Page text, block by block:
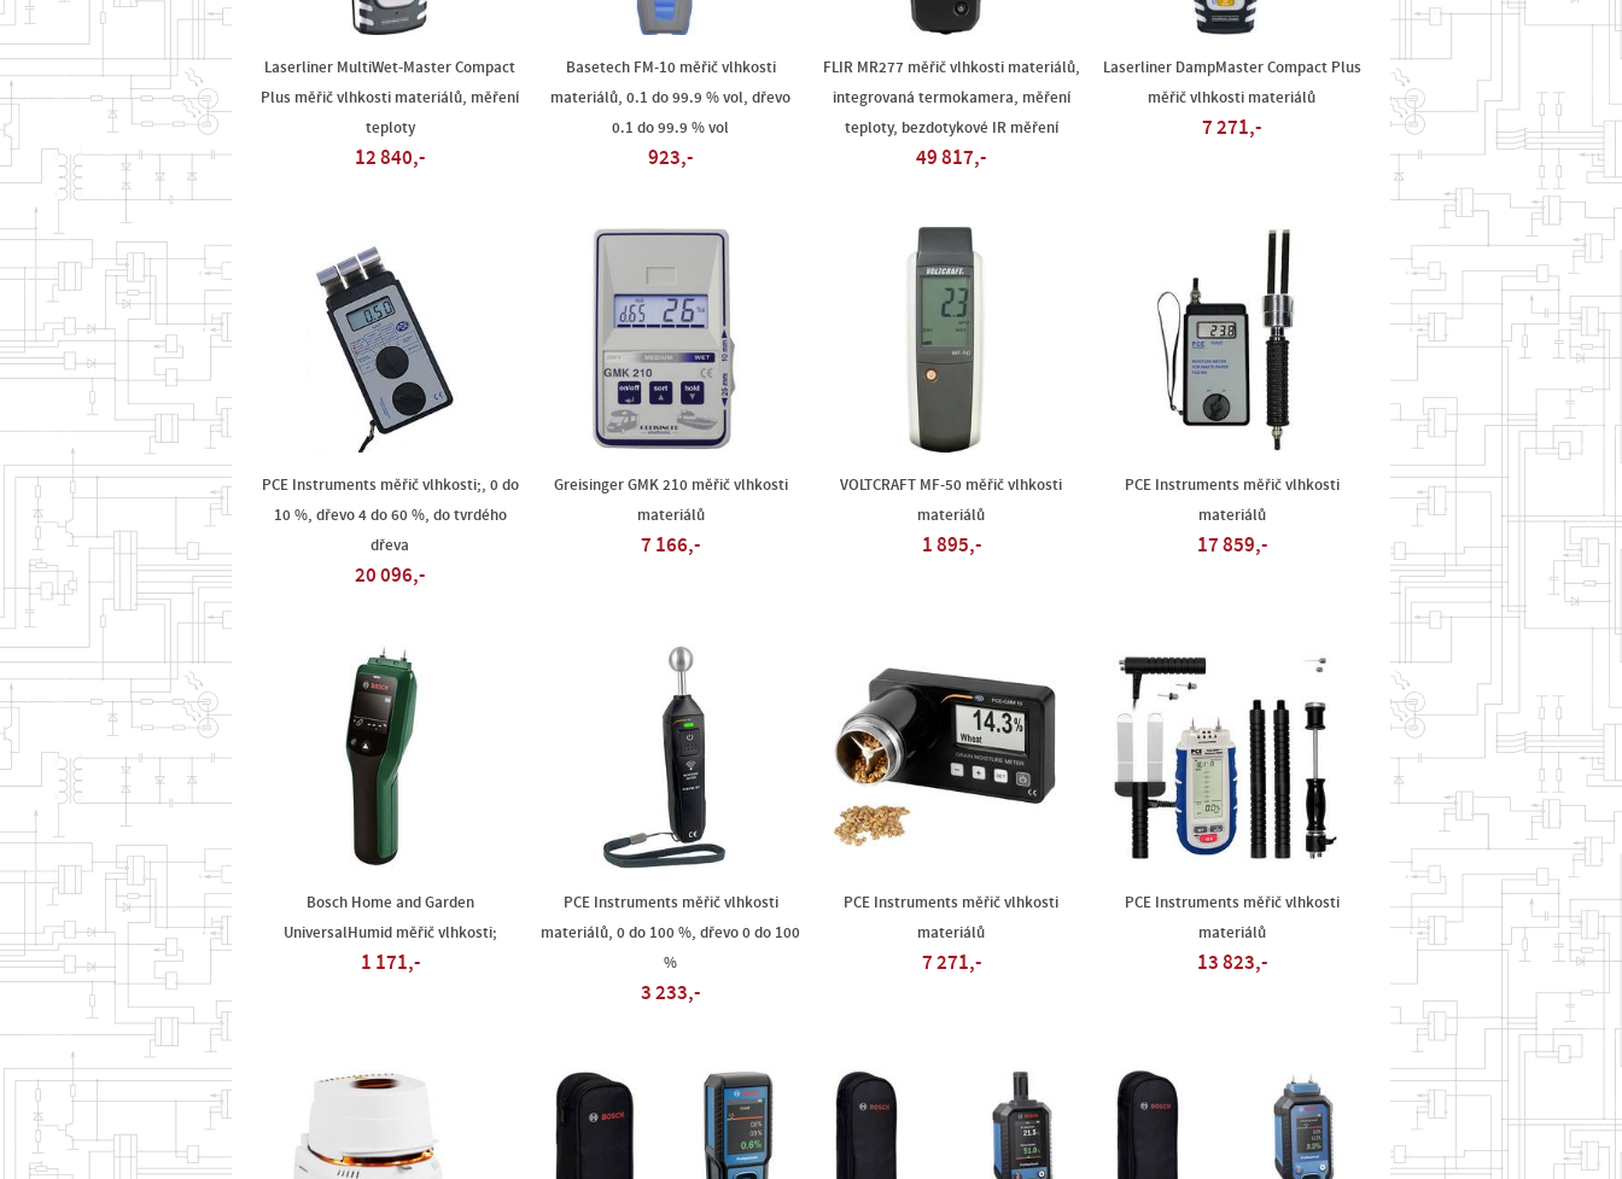
Laserliner MultiWet-Master Compact
Plus měřič vlhkosti materiálů, měření
teploty
12 840,-
Basetech FM-10 měřič vlhkosti
materiálů, 0.1 do 99.9 % vol, dřevo
0.1 do 99.9 % vol
923,-
FLIR MR277 měřič vlhkosti materiálů,
integrovaná termokamera, měření
teploty, bezdotykové IR měření
49 817,-
Laserliner DampMaster Compact Plus
měřič vlhkosti materiálů
7 271,-
PCE Instruments měřič vlhkosti;, 0 do
10 %, dřevo 4 do 60 %, do tvrdého
dřeva
20 096,-
Greisinger GMK 210 měřič vlhkosti
materiálů
7 166,-
VOLTCRAFT MF-50 měřič vlhkosti
materiálů
1 895,-
PCE Instruments měřič vlhkosti
materiálů
17 859,-
Bosch Home and Garden
UniversalHumid měřič vlhkosti;
1 171,-
PCE Instruments měřič vlhkosti
materiálů, 0 do 100 %, dřevo 0 do 100
%
3 233,-
PCE Instruments měřič vlhkosti
materiálů
7 271,-
PCE Instruments měřič vlhkosti
materiálů
13 823,-